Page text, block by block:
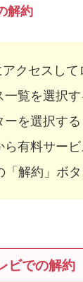
解約
アクセスして
一覧を選択す
ーを選択する
ら有料サー
「解約」ボ
ビでの解約